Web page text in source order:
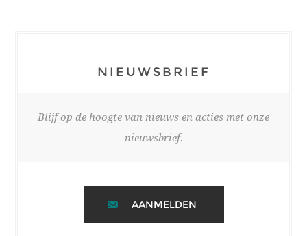
NIEUWSBRIEF
Blijf op de hoogte van nieuws en acties met onze
nieuwsbrief.
AANMELDEN